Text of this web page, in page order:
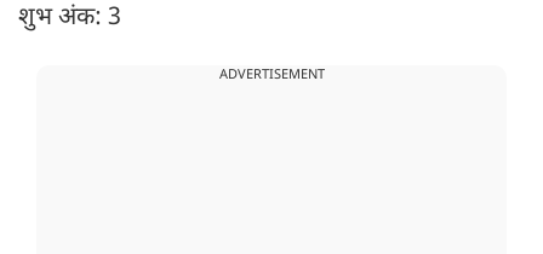
शुभ अंक: 3
ADVERTISEMENT